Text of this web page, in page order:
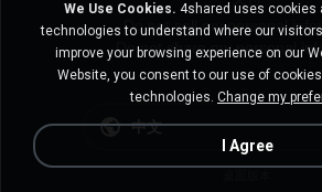
Do not sell my personal
Do not share my personal
中文
We Use Cookies. 4shared uses cookies
technologies to understand where our
improve your browsing experience on our
Website, you consent to our use of
technologies. Change my
I Agree